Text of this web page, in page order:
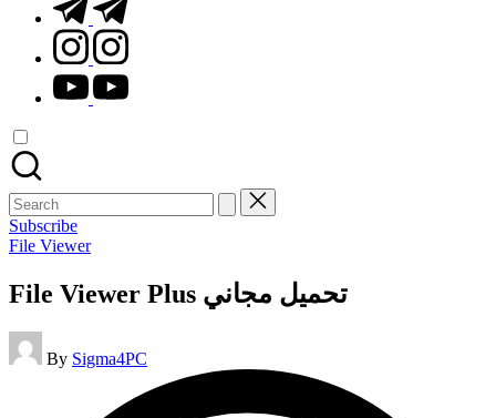
instagram.com
youtube.com
Search
for:
Subscribe
Posted
File Viewer
File Viewer Plus تحميل مجاني
Posted
by
By Sigma4PC